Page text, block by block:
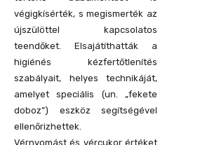
végigkísérték, s megismerték az
újszülöttel kapcsolatos
teendőket. Elsajátíthatták a
higiénés kézfertőtlenítés
szabályait, helyes technikáját,
amelyet speciális (un. „fekete
doboz”) eszköz segítségével
ellenőrizhettek.
Vérnyomást és vércukor értéket